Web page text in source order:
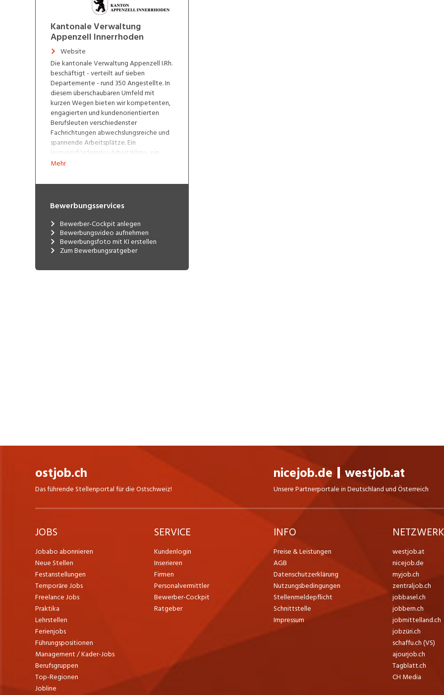
Kantonale Verwaltung
Appenzell Innerrhoden
Website
Die kantonale Verwaltung Appenzell I.Rh.
beschäftigt - verteilt auf sieben
Departemente - rund 350 Angestellte. In
diesem überschaubaren Umfeld mit
kurzen Wegen bieten wir kompetenten,
engagierten und kundenorientierten
Berufsleuten verschiedenster
Fachrichtungen abwechslungsreiche und
spannende Arbeitsplätze. Ein
leistungsförderndes Arbeitsklima, ein
zeitgemässes Personalrecht und
weitere gute Gründe, um in der
und Verantwortung zu übernehmen.
Damit eine kleine Verwaltung ihre
Aufgaben wahrnehmen kann, benötigt
sie gut ausgebildete aber vor allem
motivierte Mitarbeiterinnen und
spielen, in Appenzell Innerrhoden zu
Mehr
Bewerbungsservices
Bewerber-Cockpit anlegen
Bewerbungsvideo aufnehmen
Bewerbungsfoto mit KI erstellen
Zum Bewerbungsratgeber
ostjob.ch
Das führende Stellenportal für die Ostschweiz!
nicejob.de westjob.at
Unsere Partnerportale in Deutschland und Österreich
JOBS
Jobabo abonnieren
Neue Stellen
Festanstellungen
Temporäre Jobs
Freelance Jobs
Praktika
Lehrstellen
Ferienjobs
Führungspositionen
Management / Kader-Jobs
Berufsgruppen
Top-Regionen
Jobline
SERVICE
Kundenlogin
Inserieren
Firmen
Personalvermittler
Bewerber-Cockpit
Ratgeber
INFO
Preise & Leistungen
AGB
Datenschutzerklärung
Nutzungsbedingungen
Stellenmeldepflicht
Schnittstelle
Impressum
NETZWERK
westjob.at
nicejob.de
myjob.ch
zentraljob.ch
jobbasel.ch
jobbern.ch
jobmittelland.ch
jobzüri.ch
schaffu.ch (VS)
ajourjob.ch
Tagblatt.ch
CH Media